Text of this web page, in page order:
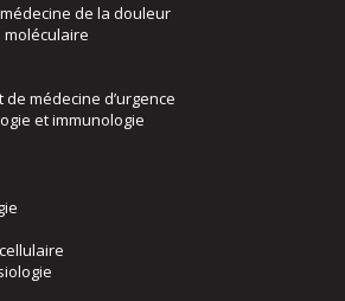
de la douleur
moléculaire
médecine d’urgence
et immunologie